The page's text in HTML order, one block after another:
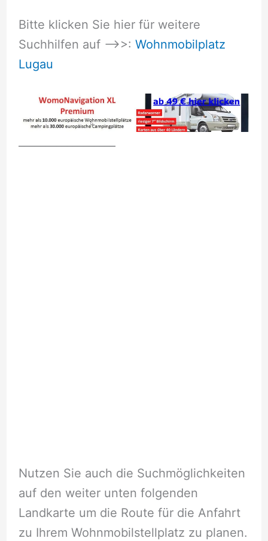
Bitte klicken Sie hier für weitere
Suchhilfen auf –>>: Wohnmobilplatz
Lugau
Nutzen Sie auch die Suchmöglichkeiten
auf den weiter unten folgenden
Landkarte um die Route für die Anfahrt
zu Ihrem Wohnmobilstellplatz zu planen.